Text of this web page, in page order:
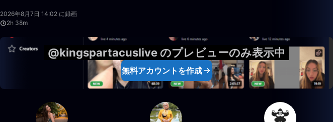
2026年8月7日 14:02 に録画
2h 38m
@kingspartacuslive のプレビューのみ表示中
無料アカウントを作成